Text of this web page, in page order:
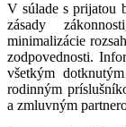
V súlade s prijatou
zásady
minimalizácie
zodpovednosti.
všetkým
rodinným
a zmluvným